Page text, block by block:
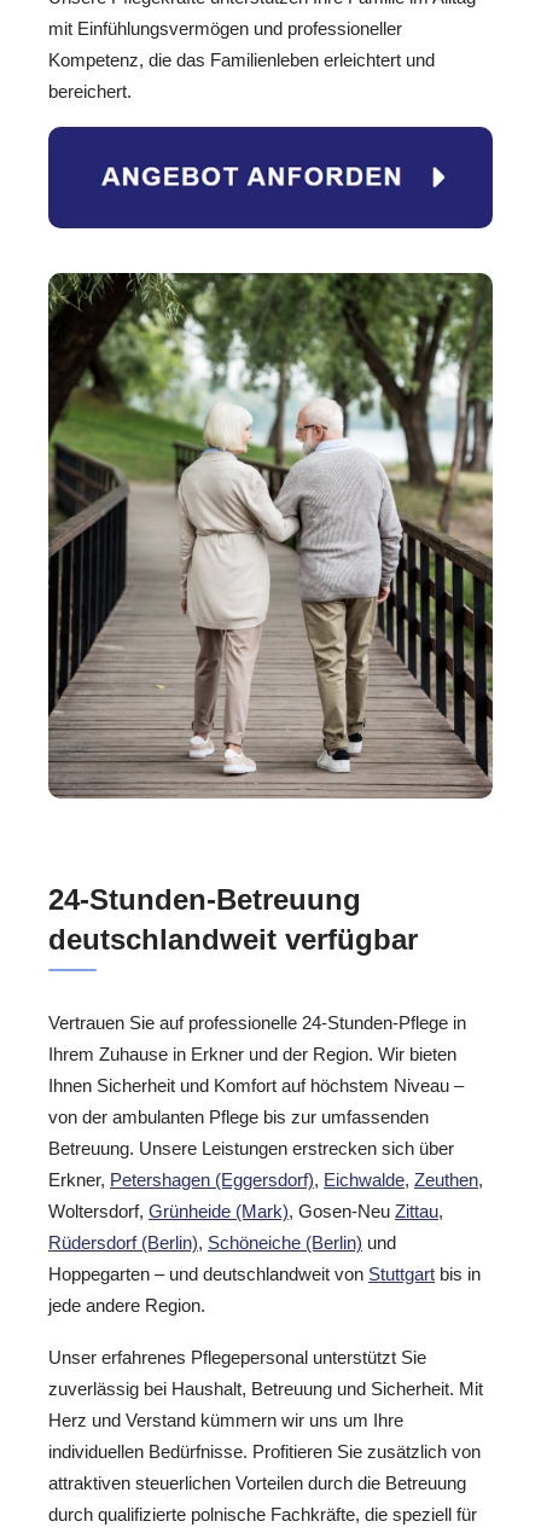
mit Einfühlungsvermögen und professioneller
Kompetenz, die das Familienleben erleichtert und
bereichert.
24-Stunden-Betreuung
deutschlandweit verfügbar
Vertrauen Sie auf professionelle 24-Stunden-Pflege in
Ihrem Zuhause in Erkner und der Region. Wir bieten
Ihnen Sicherheit und Komfort auf höchstem Niveau –
von der ambulanten Pflege bis zur umfassenden
Betreuung. Unsere Leistungen erstrecken sich über
Erkner, Petershagen (Eggersdorf), Eichwalde, Zeuthen,
Woltersdorf, Grünheide (Mark), Gosen-Neu Zittau,
Rüdersdorf (Berlin), Schöneiche (Berlin) und
Hoppegarten – und deutschlandweit von Stuttgart bis in
jede andere Region.
Unser erfahrenes Pflegepersonal unterstützt Sie
zuverlässig bei Haushalt, Betreuung und Sicherheit. Mit
Herz und Verstand kümmern wir uns um Ihre
individuellen Bedürfnisse. Profitieren Sie zusätzlich von
attraktiven steuerlichen Vorteilen durch die Betreuung
durch qualifizierte polnische Fachkräfte, die speziell für